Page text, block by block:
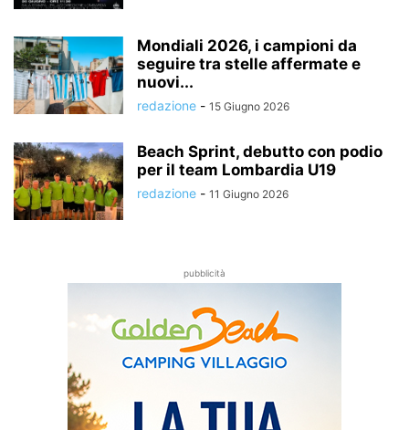
Mondiali 2026, i campioni da
seguire tra stelle affermate e
nuovi...
redazione - 15 Giugno 2026
Beach Sprint, debutto con podio
per il team Lombardia U19
redazione - 11 Giugno 2026
pubblicità